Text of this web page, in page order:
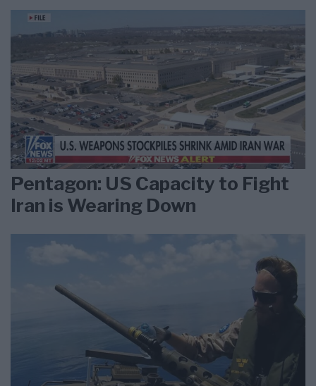
Pentagon: US Capacity to Fight
Iran is Wearing Down